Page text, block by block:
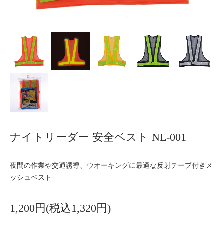
ナイトリーダー 安全ベスト NL-001
夜間の作業や交通誘導、ウオーキングに最適な反射テープ付きメ
ッシュベスト
1,200円(税込1,320円)